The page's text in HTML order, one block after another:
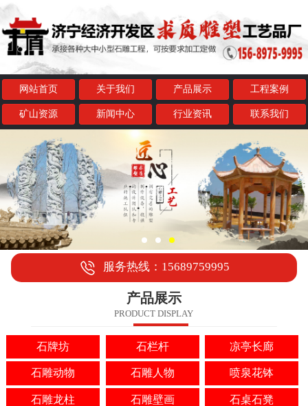
网站首页 关于我们 产品展示 工程案例
矿山资源 新闻中心 行业资讯 联系我们
服务热线：15689759995
产品展示
PRODUCT DISPLAY
石牌坊 石栏杆 凉亭长廊
石雕动物 石雕人物 喷泉花钵
石雕龙柱 石雕壁画 石桌石凳